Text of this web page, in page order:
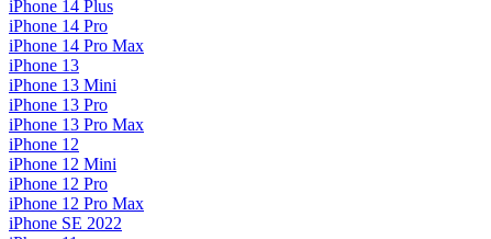
iPhone 14 Plus
iPhone 14 Pro
iPhone 14 Pro Max
iPhone 13
iPhone 13 Mini
iPhone 13 Pro
iPhone 13 Pro Max
iPhone 12
iPhone 12 Mini
iPhone 12 Pro
iPhone 12 Pro Max
iPhone SE 2022